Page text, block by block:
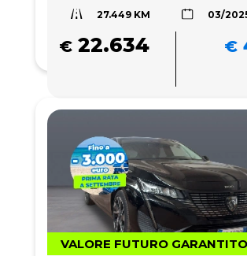
27.449 KM 03/
€ 22.634 €
VALORE FUTURO GARANTITO